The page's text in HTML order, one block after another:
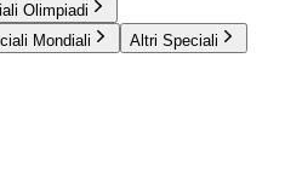
Olimpiadi
Mondiali Altri Speciali